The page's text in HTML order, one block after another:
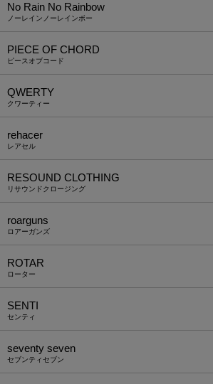
No Rain No Rainbow
ノーレインノーレインボー
PIECE OF CHORD
ピースオブコード
QWERTY
クワーティー
rehacer
レアセル
RESOUND CLOTHING
リサウンドクロージング
roarguns
ロアーガンズ
ROTAR
ローター
SENTI
センティ
seventy seven
セブンティセブン